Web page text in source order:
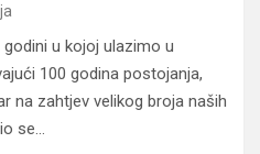
u kojoj ulazimo u
100 godina postojanja,
na zahtjev velikog broja naših
se…